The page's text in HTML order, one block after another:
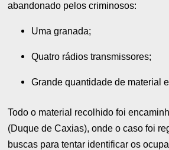
abandonado pelos criminosos:
Uma granada;
Quatro rádios transmissores;
Grande quantidade de material
Todo o material recolhido foi
(Duque de Caxias), onde o caso foi
buscas para tentar identificar os